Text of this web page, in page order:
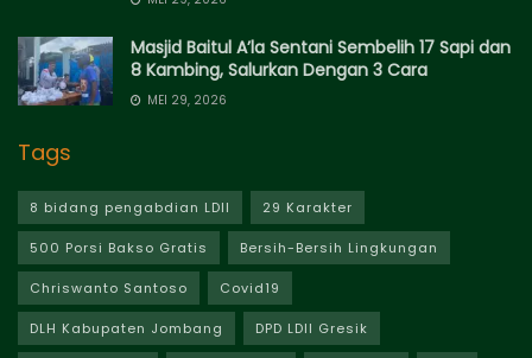
Masjid Baitul A’la Sentani Sembelih 17 Sapi dan
8 Kambing, Salurkan Dengan 3 Cara
MEI 29, 2026
Tags
8 bidang pengabdian LDII 29 Karakter
500 Porsi Bakso Gratis Bersih-Bersih Lingkungan
Chriswanto Santoso Covid19
DLH Kabupaten Jombang DPD LDII Gresik